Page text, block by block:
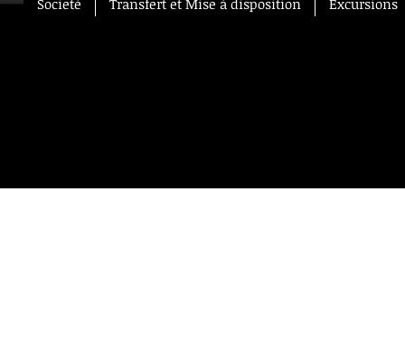
Societé Transfert et Mise à disposition Excursions